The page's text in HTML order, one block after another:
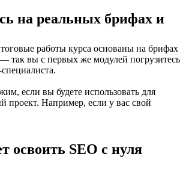
на реальных брифах и
работы курса основаны на брифах
так вы с первых же модулей погрузитесь
если вы будете использовать для
проект. Например, если у вас свой
освоить SEO с нуля